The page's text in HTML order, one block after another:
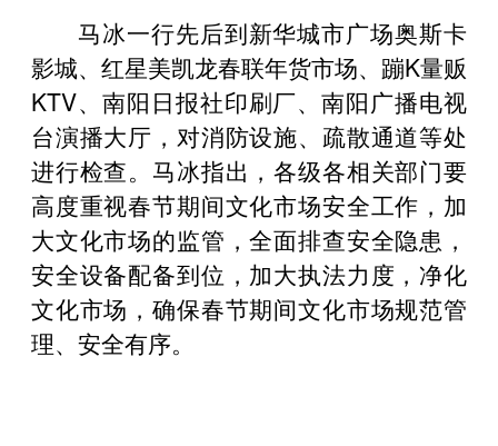
马冰一行先后到新华城市广场奥斯卡
影城、红星美凯龙春联年货市场、蹦K量贩
KTV、南阳日报社印刷厂、南阳广播电视
台演播大厅，对消防设施、疏散通道等处
进行检查。马冰指出，各级各相关部门要
高度重视春节期间文化市场安全工作，加
大文化市场的监管，全面排查安全隐患，
安全设备配备到位，加大执法力度，净化
文化市场，确保春节期间文化市场规范管
理、安全有序。